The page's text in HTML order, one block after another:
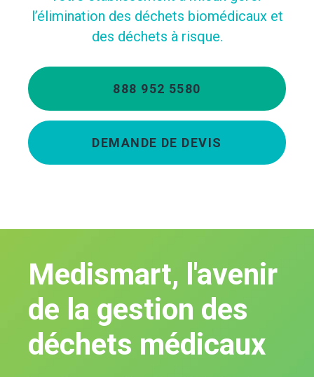
l’élimination des déchets biomédicaux et
des déchets à risque.
888 952 5580
DEMANDE DE DEVIS
Medismart, l'avenir
de la gestion des
déchets médicaux